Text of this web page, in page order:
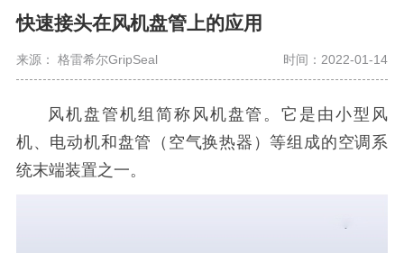
快速接头在风机盘管上的应用
来源： 格雷希尔GripSeal 时间：2022-01-14
风机盘管机组简称风机盘管。它是由小型风
机、电动机和盘管（空气换热器）等组成的空调系
统末端装置之一。